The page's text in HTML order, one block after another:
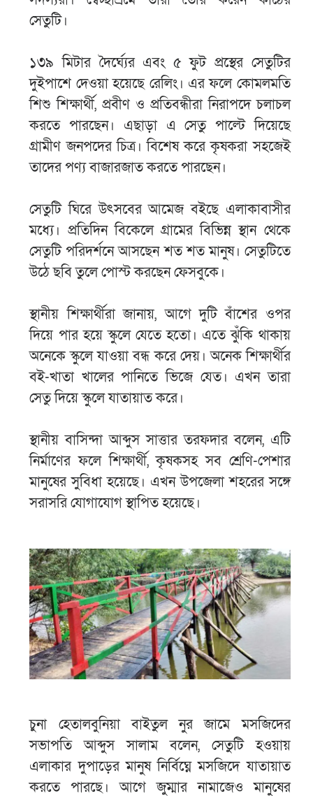
সেতুটি।
১৩৯ মিটার দৈর্ঘ্যের এবং ৫ ফুট প্রস্থের সেতুটির
দুইপাশে দেওয়া হয়েছে রেলিং। এর ফলে কোমলমতি
শিশু শিক্ষার্থী, প্রবীণ ও প্রতিবন্ধীরা নিরাপদে চলাচল
করতে পারছেন। এছাড়া এ সেতু পাল্টে দিয়েছে
গ্রামীণ জনপদের চিত্র। বিশেষ করে কৃষকরা সহজেই
তাদের পণ্য বাজারজাত করতে পারছেন।
সেতুটি ঘিরে উৎসবের আমেজ বইছে এলাকাবাসীর
মধ্যে। প্রতিদিন বিকেলে গ্রামের বিভিন্ন স্থান থেকে
সেতুটি পরিদর্শনে আসছেন শত শত মানুষ। সেতুটিতে
উঠে ছবি তুলে পোস্ট করছেন ফেসবুকে।
স্থানীয় শিক্ষার্থীরা জানায়, আগে দুটি বাঁশের ওপর
দিয়ে পার হয়ে স্কুলে যেতে হতো। এতে ঝুঁকি থাকায়
অনেকে স্কুলে যাওয়া বন্ধ করে দেয়। অনেক শিক্ষার্থীর
বই-খাতা খালের পানিতে ভিজে যেত। এখন তারা
সেতু দিয়ে স্কুলে যাতায়াত করে।
স্থানীয় বাসিন্দা আব্দুস সাত্তার তরফদার বলেন, এটি
নির্মাণের ফলে শিক্ষার্থী, কৃষকসহ সব শ্রেণি-পেশার
মানুষের সুবিধা হয়েছে। এখন উপজেলা শহরের সঙ্গে
সরাসরি যোগাযোগ স্থাপিত হয়েছে।
চুনা হেতালবুনিয়া বাইতুল নুর জামে মসজিদের
সভাপতি আব্দুস সালাম বলেন, সেতুটি হওয়ায়
এলাকার দুপাড়ের মানুষ নির্বিঘ্নে মসজিদে যাতায়াত
করতে পারছে। আগে জুম্মার নামাজেও মানুষের